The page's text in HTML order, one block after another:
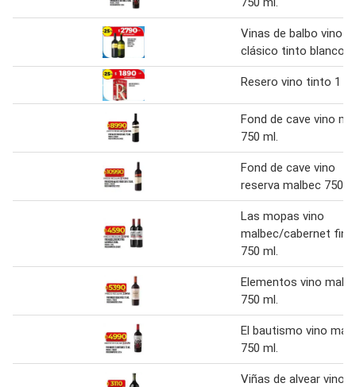
Vinas de balbo vino
clásico tinto blanco
Resero vino tinto 1 l
Fond de cave vino
750 ml.
Fond de cave vino
reserva malbec 750
Las mopas vino
malbec/cabernet
750 ml.
Elementos vino
750 ml.
El bautismo vino
750 ml.
Viñas de alvear vino